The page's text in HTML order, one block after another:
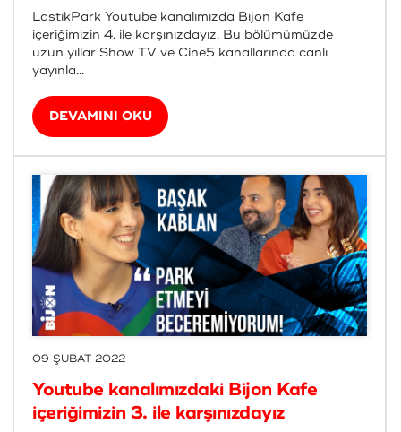
LastikPark Youtube kanalımızda Bijon Kafe
içeriğimizin 4. ile karşınızdayız. Bu bölümümüzde
uzun yıllar Show TV ve Cine5 kanallarında canlı
yayınla...
DEVAMINI OKU
09 ŞUBAT 2022
Youtube kanalımızdaki Bijon Kafe
içeriğimizin 3. ile karşınızdayız